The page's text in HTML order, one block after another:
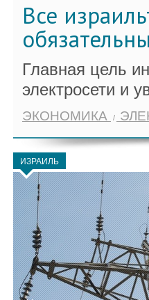
Все
Главная цель
электросети и
ЭКОНОМИКА
ИЗРАИЛЬ